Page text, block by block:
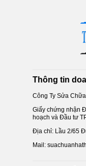
Thông tin
Công Ty Sửa
Giấy chứng nhận
hoạch và Đầu tư
Địa chỉ: Lầu 2/65
Mail: